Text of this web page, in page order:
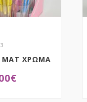
ΜΑΤ ΧΡΩΜΑ
€